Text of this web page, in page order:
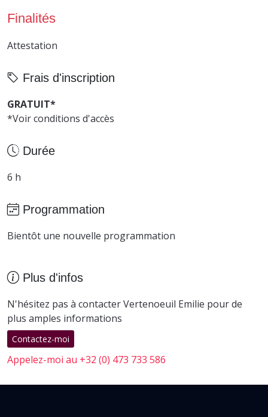
Finalités
Attestation
Frais d'inscription
GRATUIT*
*Voir conditions d'accès
Durée
6 h
Programmation
Bientôt une nouvelle programmation
Plus d'infos
N'hésitez pas à contacter Vertenoeuil Emilie pour de
plus amples informations
Contactez-moi
Appelez-moi au +32 (0) 473 733 586